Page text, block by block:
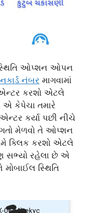
ઓપ્શન ઓપન
નંબર માગવામાં
કરશો એટલે
કેપેચા તમારે
કર્યા પછી નીચે
મેળવો તે ઓપ્શન
ક્લિક કરશો એટલે
સભ્યો રહેલા છે એ
સ્થિતિ